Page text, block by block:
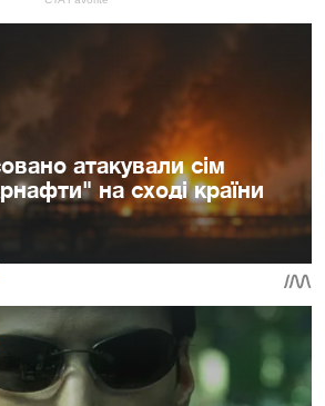
атакували сім
на сході країни